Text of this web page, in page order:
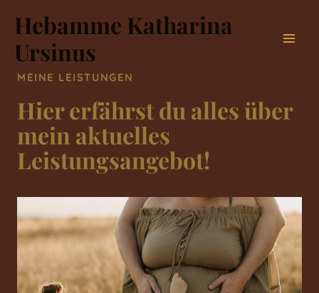
Inhalt
springen
Hebamme Katharina
Ursinus
MEINE LEISTUNGEN
Hier erfährst du alles über
mein aktuelles
Leistungsangebot!